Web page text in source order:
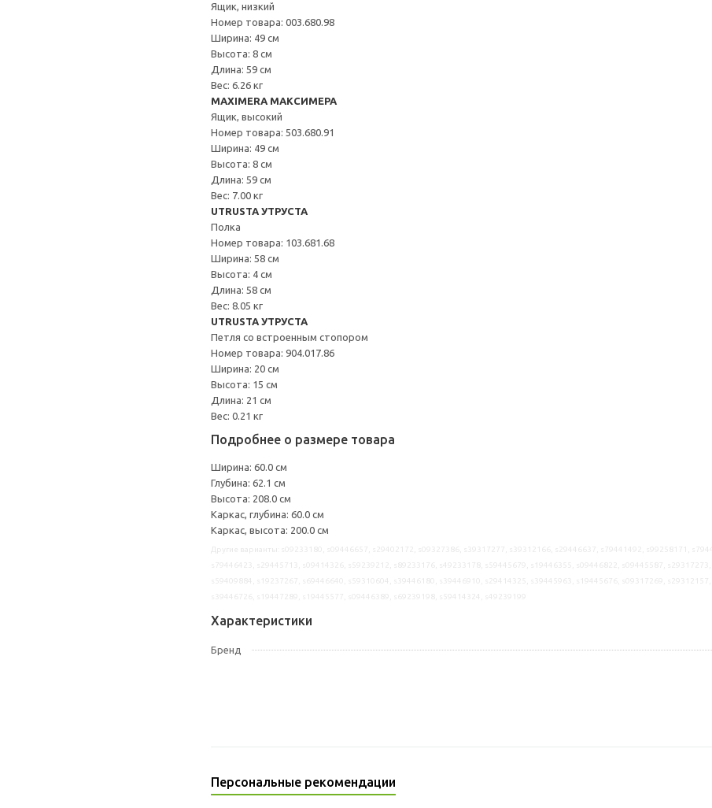
Ящик, низкий
Номер товара: 003.680.98
Ширина: 49 см
Высота: 8 см
Длина: 59 см
Вес: 6.26 кг
MAXIMERA МАКСИМЕРА
Ящик, высокий
Номер товара: 503.680.91
Ширина: 49 см
Высота: 8 см
Длина: 59 см
Вес: 7.00 кг
UTRUSTA УТРУСТА
Полка
Номер товара: 103.681.68
Ширина: 58 см
Высота: 4 см
Длина: 58 см
Вес: 8.05 кг
UTRUSTA УТРУСТА
Петля со встроенным стопором
Номер товара: 904.017.86
Ширина: 20 см
Высота: 15 см
Длина: 21 см
Вес: 0.21 кг
Подробнее о размере товара
Ширина: 60.0 см
Глубина: 62.1 см
Высота: 208.0 см
Каркас, глубина: 60.0 см
Каркас, высота: 200.0 см
Характеристики
Бренд
Персональные рекомендации